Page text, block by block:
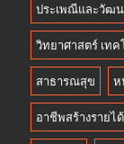
ประเพณีและวัฒ
วิทยาศาสตร์ เท
สาธารณสุข ห
อาชีพสร้างรายได้